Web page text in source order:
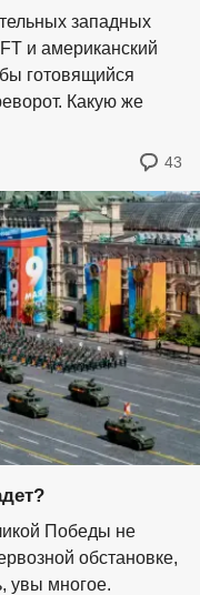
западных
и американский
готовящийся
Какую же
43
Победы не
обстановке,
увы многое.